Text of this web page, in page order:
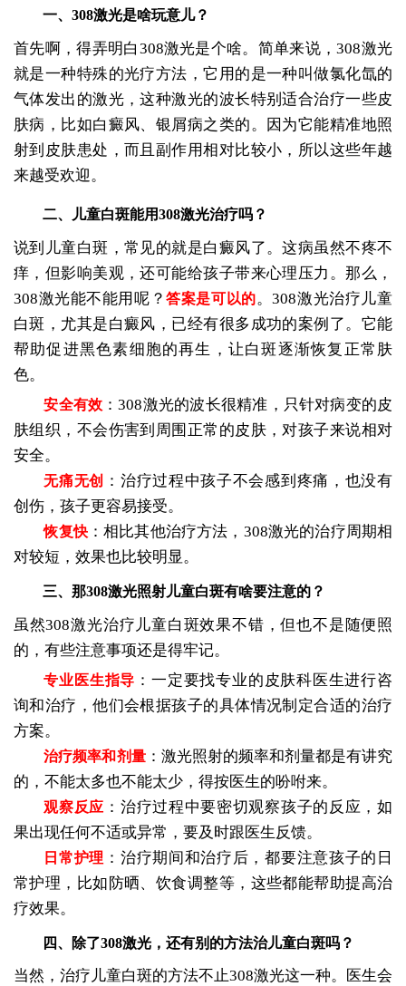
一、308激光是啥玩意儿？
首先啊，得弄明白308激光是个啥。简单来说，308激光
就是一种特殊的光疗方法，它用的是一种叫做氯化氙的
气体发出的激光，这种激光的波长特别适合治疗一些皮
肤病，比如白癜风、银屑病之类的。因为它能精准地照
射到皮肤患处，而且副作用相对比较小，所以这些年越
来越受欢迎。
二、儿童白斑能用308激光治疗吗？
说到儿童白斑，常见的就是白癜风了。这病虽然不疼不
痒，但影响美观，还可能给孩子带来心理压力。那么，
308激光能不能用呢？答案是可以的。308激光治疗儿童
白斑，尤其是白癜风，已经有很多成功的案例了。它能
帮助促进黑色素细胞的再生，让白斑逐渐恢复正常肤
色。
安全有效 ：308激光的波长很精准，只针对病变的皮
肤组织，不会伤害到周围正常的皮肤，对孩子来说相对
安全。
无痛无创
：治疗过程中孩子不会感到疼痛，也没有
创伤，孩子更容易接受。
恢复快：相比其他治疗方法，308激光的治疗周期相
对较短，效果也比较明显。
三、那308激光照射儿童白斑有啥要注意的？
虽然308激光治疗儿童白斑效果不错，但也不是随便照
的，有些注意事项还是得牢记。
专业医生指导 ：一定要找专业的皮肤科医生进行咨
询和治疗，他们会根据孩子的具体情况制定合适的治疗
方案。
治疗频率和剂量：激光照射的频率和剂量都是有讲究
的，不能太多也不能太少，得按医生的吩咐来。
观察反应 ：治疗过程中要密切观察孩子的反应，如
果出现任何不适或异常，要及时跟医生反馈。
日常护理 ：治疗期间和治疗后，都要注意孩子的日
常护理，比如防晒、饮食调整等，这些都能帮助提高治
疗效果。
四、除了308激光，还有别的方法治儿童白斑吗？
当然，治疗儿童白斑的方法不止308激光这一种。医生会